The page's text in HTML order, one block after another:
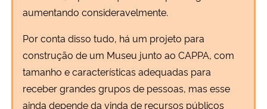
Planalto
aumentando consideravelmente.
Por conta disso tudo, há um projeto para
construção de um Museu junto ao CAPPA, com
tamanho e características adequadas para
receber grandes grupos de pessoas, mas esse
ainda depende da vinda de recursos públicos